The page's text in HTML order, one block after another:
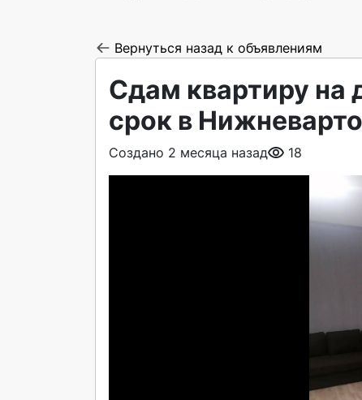
Вернуться назад к объявлениям
Сдам квартиру на
срок в
Создано 2 месяца назад 18